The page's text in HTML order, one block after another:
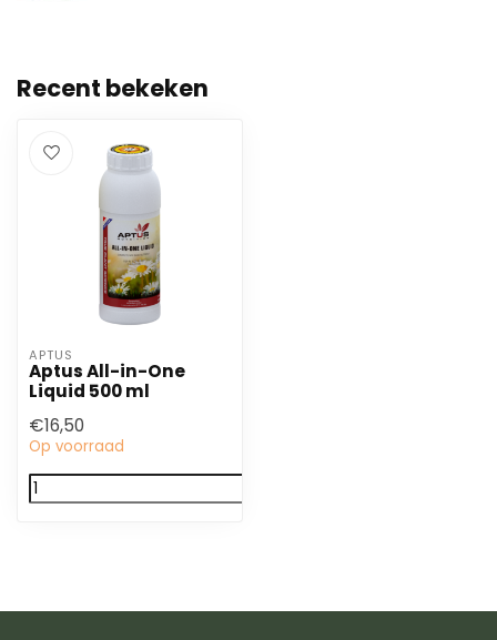
Recent bekeken
APTUS
Aptus All-in-One
Liquid 500 ml
€16,50
Op voorraad